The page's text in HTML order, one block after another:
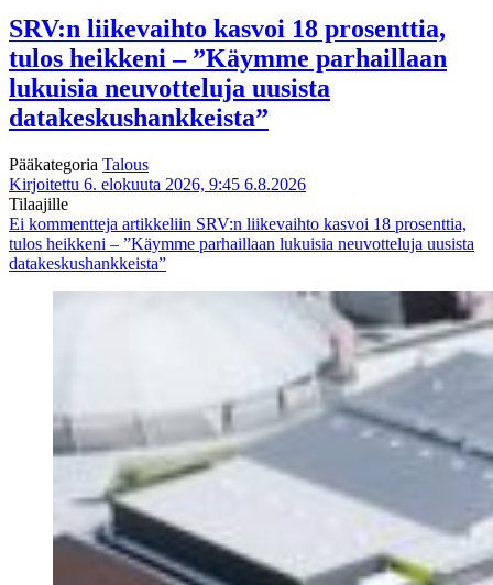
SRV:n liikevaihto kasvoi 18 prosenttia,
tulos heikkeni – ”Käymme parhaillaan
lukuisia neuvotteluja uusista
datakeskushankkeista”
Pääkategoria Talous
Kirjoitettu 6. elokuuta 2026, 9:45 6.8.2026
Tilaajille
Ei kommentteja artikkeliin SRV:n liikevaihto kasvoi 18 prosenttia,
tulos heikkeni – ”Käymme parhaillaan lukuisia neuvotteluja uusista
datakeskushankkeista”